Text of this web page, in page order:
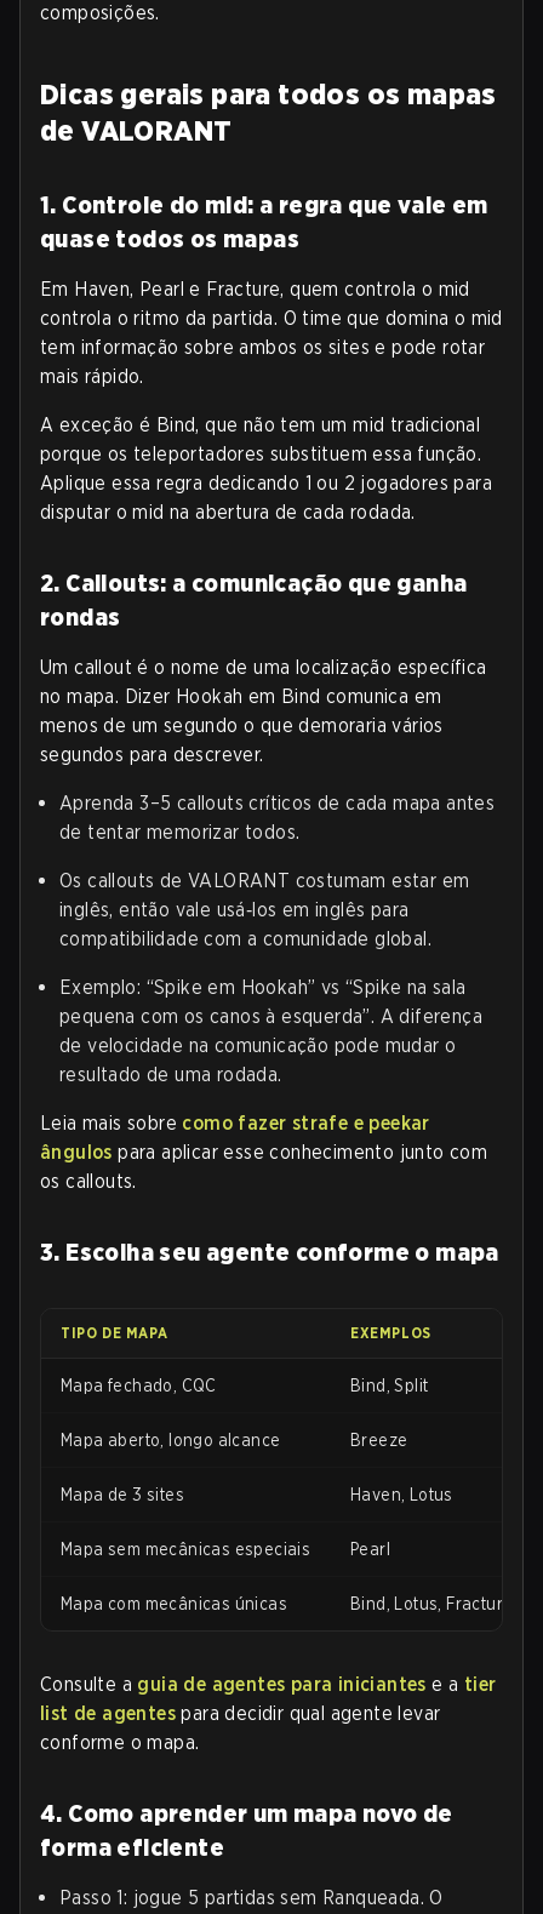
composições.
Dicas gerais para todos os mapas
de VALORANT
1. Controle do mid: a regra que vale em
quase todos os mapas
Em Haven, Pearl e Fracture, quem controla o mid
controla o ritmo da partida. O time que domina o mid
tem informação sobre ambos os sites e pode rotar
mais rápido.
A exceção é Bind, que não tem um mid tradicional
porque os teleportadores substituem essa função.
Aplique essa regra dedicando 1 ou 2 jogadores para
disputar o mid na abertura de cada rodada.
2. Callouts: a comunicação que ganha
rondas
Um callout é o nome de uma localização específica
no mapa. Dizer Hookah em Bind comunica em
menos de um segundo o que demoraria vários
segundos para descrever.
Aprenda 3–5 callouts críticos de cada mapa antes
de tentar memorizar todos.
Os callouts de VALORANT costumam estar em
inglês, então vale usá‑los em inglês para
compatibilidade com a comunidade global.
Exemplo: “Spike em Hookah” vs “Spike na sala
pequena com os canos à esquerda”. A diferença
de velocidade na comunicação pode mudar o
resultado de uma rodada.
Leia mais sobre como fazer strafe e peekar
ângulos para aplicar esse conhecimento junto com
os callouts.
3. Escolha seu agente conforme o mapa
TIPO DE MAPA EXEMPLOS
Mapa fechado, CQC Bind, Split
Mapa aberto, longo alcance Breeze
Mapa de 3 sites Haven, Lotus
Mapa sem mecânicas especiais Pearl
Mapa com mecânicas únicas Bind, Lotus, Fracture
Consulte a guia de agentes para iniciantes e a tier
list de agentes para decidir qual agente levar
conforme o mapa.
4. Como aprender um mapa novo de
forma eficiente
Passo 1: jogue 5 partidas sem Ranqueada. O